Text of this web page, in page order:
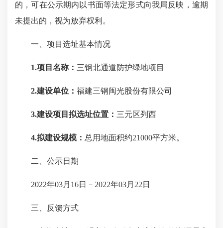
的，可在公示期内以书面等法定形式向我局反映，逾期
未提出的，视为放弃权利。
一、项目选址基本情况
1.项目名称： 三钢北通道防护绿地项目
2.建设单位： 福建三钢闽光股份有限公司
3.建设项目拟选址位置： 三元区列西
4.拟建设规模： 总用地面积约21000平方米。
二、公示日期
2022年03月16日－2022年03月22日
三、反馈方式